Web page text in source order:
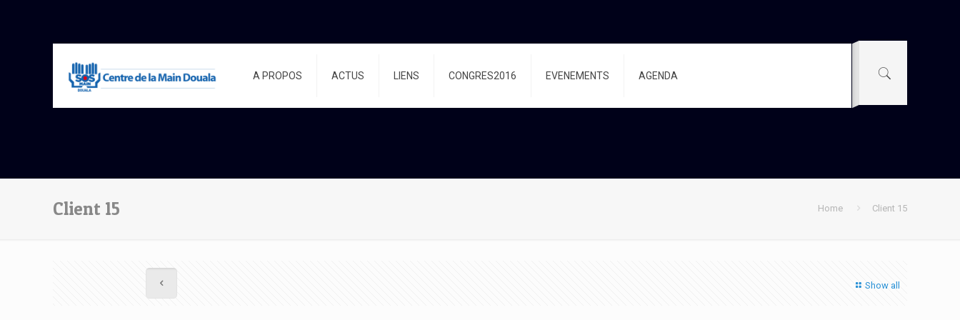
A PROPOS ACTUS LIENS CONGRES2016 EVENEMENTS AGENDA
Client 15 Home Client 15
Show all